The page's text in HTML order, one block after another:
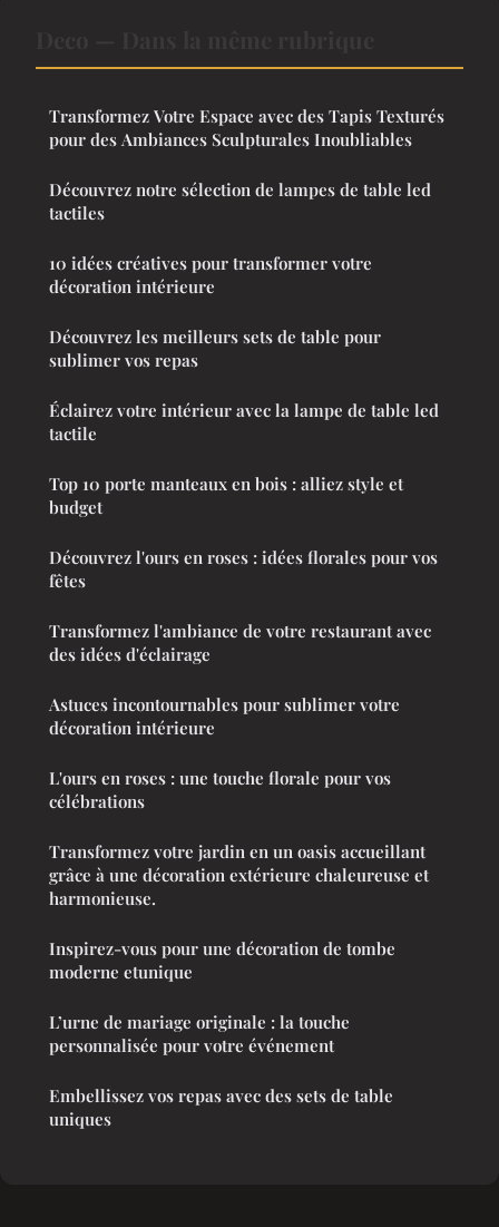
Transformez Votre Espace avec des Tapis Texturés
pour des Ambiances Sculpturales Inoubliables
Découvrez notre sélection de lampes de table led
tactiles
10 idées créatives pour transformer votre
décoration intérieure
Découvrez les meilleurs sets de table pour
sublimer vos repas
Éclairez votre intérieur avec la lampe de table led
tactile
Top 10 porte manteaux en bois : alliez style et
budget
Découvrez l'ours en roses : idées florales pour vos
fêtes
Transformez l'ambiance de votre restaurant avec
des idées d'éclairage
Astuces incontournables pour sublimer votre
décoration intérieure
L'ours en roses : une touche florale pour vos
célébrations
Transformez votre jardin en un oasis accueillant
grâce à une décoration extérieure chaleureuse et
harmonieuse.
Inspirez-vous pour une décoration de tombe
moderne etunique
L’urne de mariage originale : la touche
personnalisée pour votre événement
Embellissez vos repas avec des sets de table
uniques